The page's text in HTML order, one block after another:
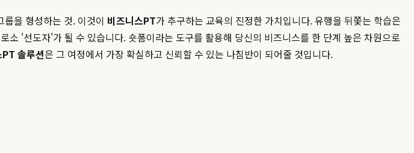
을 형성하는 것. 이것이 비즈니스PT가 추구하는 교육의 진정한 가치입니다. 유행을 뒤쫓는 학습은
'선도자'가 될 수 있습니다. 숏폼이라는 도구를 활용해 당신의 비즈니스를 한 단계 높은 차원으로
솔루션은 그 여정에서 가장 확실하고 신뢰할 수 있는 나침반이 되어줄 것입니다.